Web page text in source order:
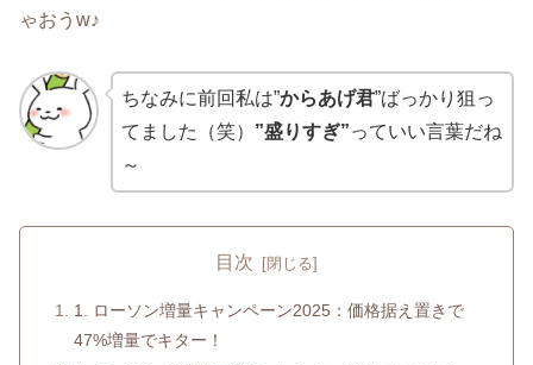
ゃおうw♪
ちなみに前回私は”からあげ君”ばっかり狙っ
てました（笑） ”盛りすぎ”っていい言葉だね
～
目次
1. ローソン増量キャンペーン2025：価格据え置きで
47%増量でキター！